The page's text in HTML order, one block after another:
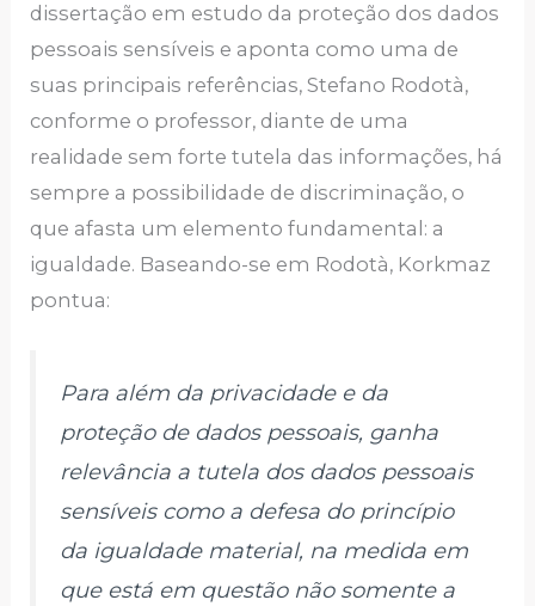
dissertação em estudo da proteção dos dados
pessoais sensíveis e aponta como uma de
suas principais referências, Stefano Rodotà,
conforme o professor, diante de uma
realidade sem forte tutela das informações, há
sempre a possibilidade de discriminação, o
que afasta um elemento fundamental: a
igualdade. Baseando-se em Rodotà, Korkmaz
pontua:
Para além da privacidade e da
proteção de dados pessoais, ganha
relevância a tutela dos dados pessoais
sensíveis como a defesa do princípio
da igualdade material, na medida em
que está em questão não somente a